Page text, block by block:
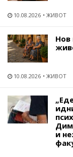
10.08.2026 ЖИВОТ
Нов
10.08.2026 ЖИВОТ
и